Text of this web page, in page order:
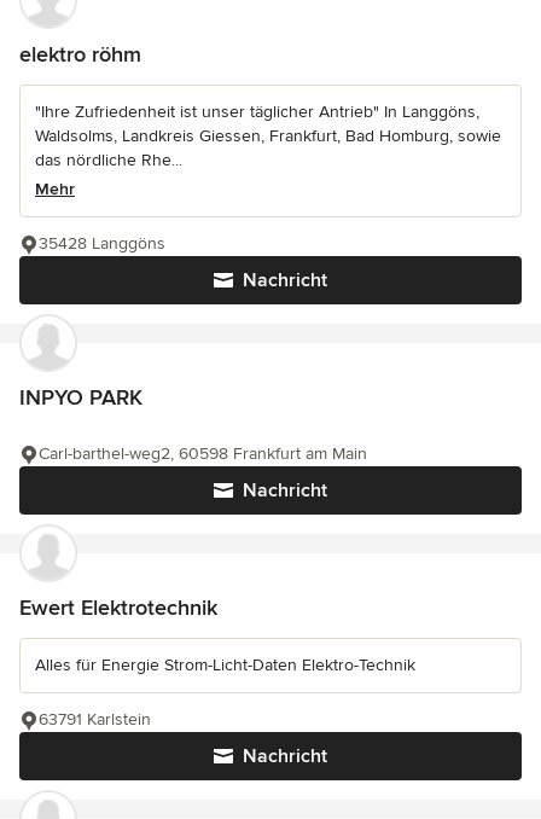
elektro röhm
"Ihre Zufriedenheit ist unser täglicher Antrieb" In Langgöns,
Waldsolms, Landkreis Giessen, Frankfurt, Bad Homburg, sowie
das nördliche Rhe...
Mehr
Nachricht
35428 Langgöns
INPYO PARK
Nachricht
Carl-barthel-weg2, 60598 Frankfurt am Main
Ewert Elektrotechnik
Alles für Energie Strom-Licht-Daten Elektro-Technik
Nachricht
63791 Karlstein